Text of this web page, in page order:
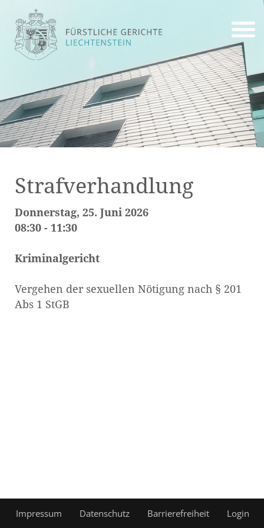
Strafverhandlung
Donnerstag, 25. Juni 2026
08:30 - 11:30
Kriminalgericht
Vergehen der sexuellen Nötigung nach § 201
Abs 1 StGB
Impressum Datenschutz Barrierefreiheit Login